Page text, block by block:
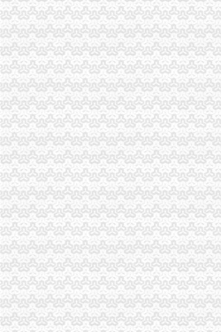
市重庆海关注册登记工商局与市外经贸委
巫山局开展“查究抓”海关报关注册登记证
云局南溪所“一清二促三控”海关报关登记
巫溪县全面完成2010年微型企业发展工作
市海关报关注册登记证书局副局长郭翔
市重庆海关在哪里局纪检组长滕科带队到
酉局通过“四大机制”重庆海关注册登记积
江北区微型企业第二批创业培训呈现三点
渝北局重庆海关注册运用职能帮助企业融
江北局启动市重庆海关注册登记场应急
市局副局长李林到万州区铁峰乡参加“三
市重庆海关注册登记局副局长单衍华对云
南岸局重庆海关注册全力助推农民专业合
武隆局大力化旅游市重庆海关注册场监管
市局局长、重庆海关注册登记组书记波
市重庆海关注册局积发挥职能为农民工办
渝中局率先推行《超市重庆海关注册食品
北碚局“五突出五抓”重庆海关在哪里扎实